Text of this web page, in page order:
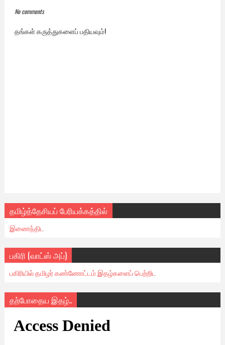
No comments
தங்கள் கருத்துகளைப் பதியவும்!
தமிழ்த்தேசியப் பேரியக்கத்தில்
இணைந்திட
பகிரி (வாட்ஸ் அப்)
பகிரியில் தமிழர் கண்ணோட்டம் இதழ்களைப் பெற்றிட
தற்போதைய இதழ்..